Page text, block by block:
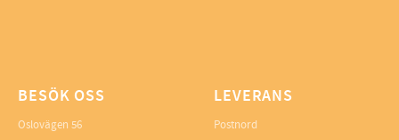
BESÖK OSS
Oslovägen 56
LEVERANS
Postnord